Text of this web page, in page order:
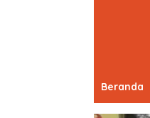
Beranda